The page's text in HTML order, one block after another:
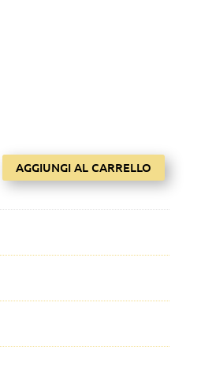
AGGIUNGI AL CARRELLO